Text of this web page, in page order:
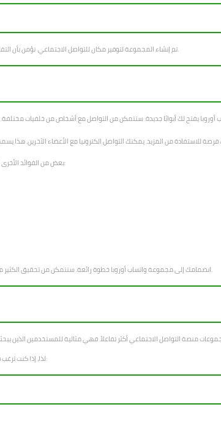
تم إنشاء المجموعة لتوفير مكان للتواصل الاجتماعي. نؤمن بأن التفاعل المجتمعي يبني مجتمع قوي ومستدام.
بعض من الفوائد الأخرى للانضمام إلى مجموعة واتساب أوروبا تشمل:
انضمامك إلى مجموعة واتساب أوروبا خطوة رائعة. ستتمكن من تحقيق الكثير من خلال التواصل الكترونيا مع الأعضاء الآخرين.
لذا، إذا كنت ترغب في الانضمام، اتبع الخطوات الأساسية التالية: